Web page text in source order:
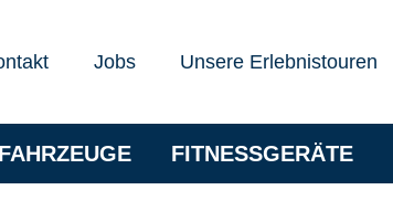
Jobs Unsere Erlebnistouren
FITNESSGERÄTE